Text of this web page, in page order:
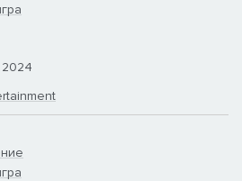
2024